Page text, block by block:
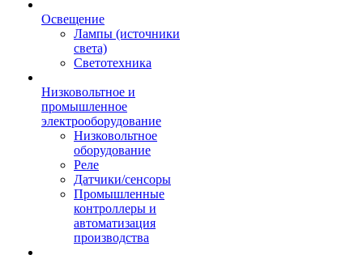
Освещение
Лампы (источники
света)
Светотехника
Низковольтное и
промышленное
электрооборудование
Низковольтное
оборудование
Реле
Датчики/сенсоры
Промышленные
контроллеры и
автоматизация
производства